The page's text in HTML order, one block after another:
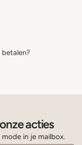
betalen?
acties
in je mailbox.